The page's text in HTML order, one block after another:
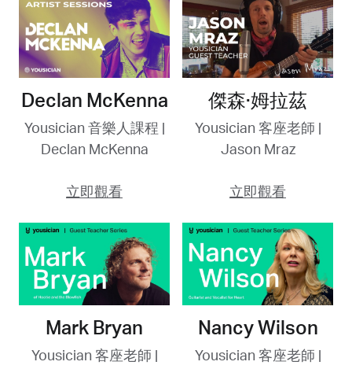
Declan McKenna
Yousician 音樂人課程 |
Declan McKenna
立即觀看
傑森·姆拉茲
Yousician 客座老師 |
Jason Mraz
立即觀看
Mark Bryan
Yousician 客座老師 |
Nancy Wilson
Yousician 客座老師 |